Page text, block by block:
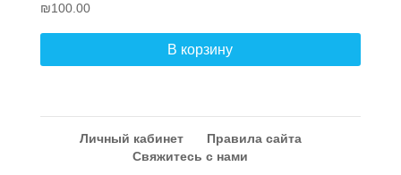
₪100.00
В корзину
Личный кабинет
Правила сайта
Свяжитесь с нами